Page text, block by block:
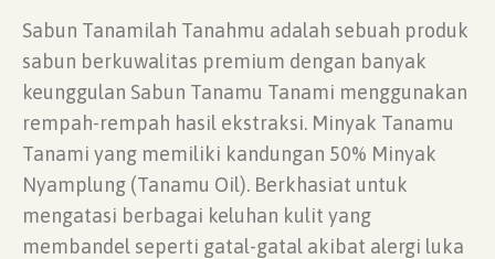
Sabun Tanamilah Tanahmu adalah sebuah produk
sabun berkuwalitas premium dengan banyak
keunggulan Sabun Tanamu Tanami menggunakan
rempah-rempah hasil ekstraksi. Minyak Tanamu
Tanami yang memiliki kandungan 50% Minyak
Nyamplung (Tanamu Oil). Berkhasiat untuk
mengatasi berbagai keluhan kulit yang
membandel seperti gatal-gatal akibat alergi luka